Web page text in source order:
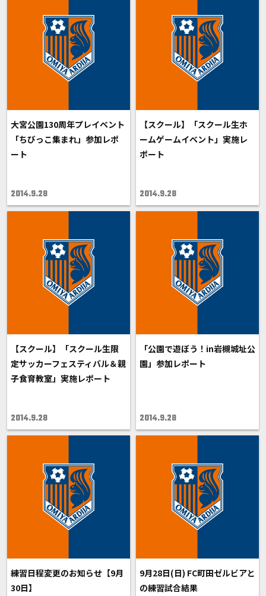
大宮公園130周年プレイベント
「ちびっこ集まれ」参加レポ
ート
2014.9.28
【スクール】「スクール生ホ
ームゲームイベント」実施レ
ポート
2014.9.28
【スクール】「スクール生限
定サッカーフェスティバル＆親
子食育教室」実施レポート
2014.9.28
「公園で遊ぼう！in岩槻城址公
園」参加レポート
2014.9.28
練習日程変更のお知らせ【9月
30日】
9月28日(日) FC町田ゼルビアと
の練習試合結果